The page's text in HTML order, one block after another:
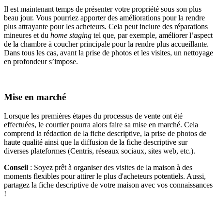
Il est maintenant temps de présenter votre propriété sous son plus
beau jour. Vous pourriez apporter des améliorations pour la rendre
plus attrayante pour les acheteurs. Cela peut inclure des réparations
mineures et du home staging tel que, par exemple, améliorer l’aspect
de la chambre à coucher principale pour la rendre plus accueillante.
Dans tous les cas, avant la prise de photos et les visites, un nettoyage
en profondeur s’impose.
Mise en marché
Lorsque les premières étapes du processus de vente ont été
effectuées, le courtier pourra alors faire sa mise en marché. Cela
comprend la rédaction de la fiche descriptive, la prise de photos de
haute qualité ainsi que la diffusion de la fiche descriptive sur
diverses plateformes (Centris, réseaux sociaux, sites web, etc.).
Conseil : Soyez prêt à organiser des visites de la maison à des
moments flexibles pour attirer le plus d'acheteurs potentiels. Aussi,
partagez la fiche descriptive de votre maison avec vos connaissances
!